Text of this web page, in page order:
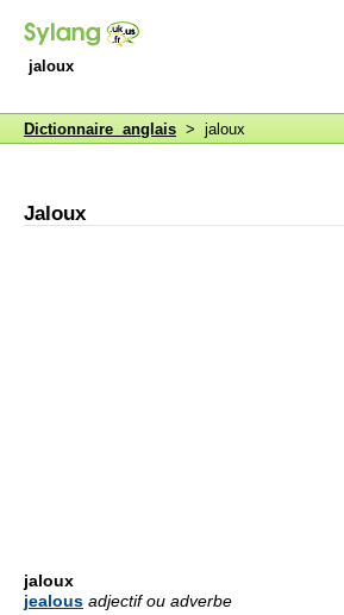
jaloux
Dictionnaire anglais > jaloux
Jaloux
jaloux
jealous adjectif ou adverbe